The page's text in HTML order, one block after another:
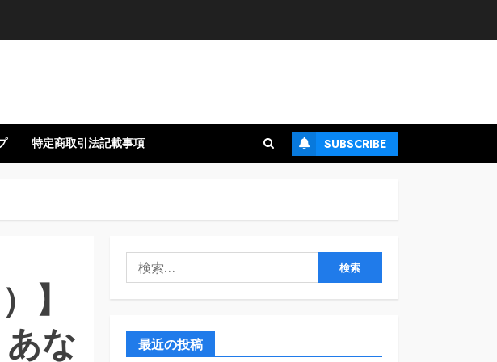
特定商取引法記載事項 SUBSCRIBE
】
な
検
索:
最近の投稿